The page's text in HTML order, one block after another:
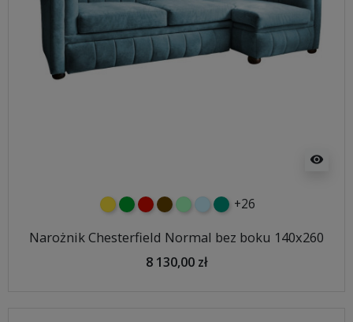
visibility
żółtyzielonyczerwony
czekoladowy
miętowybłękitny
turkusowy
+26
Narożnik Chesterfield Normal bez boku 140x260
8 130,00 zł